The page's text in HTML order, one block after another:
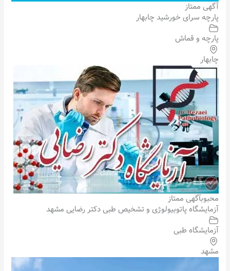
آگهی ممتاز
پارچه سرای خورشید چابهار
پارچه و قماش
چابهار
محبوبآگهی ممتاز
آزمایشگاه پاتوبیولوژی و تشخیص طبی دکتر رضایی مشهد
آزمایشگاه طبی
مشهد